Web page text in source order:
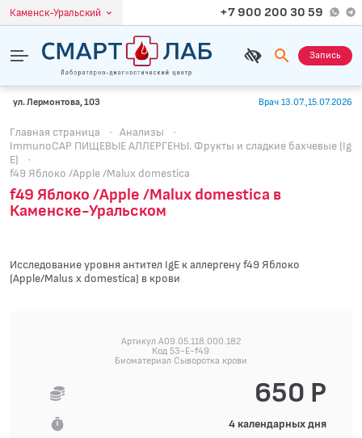
Каменск-Уральский +7 900 200 30 59
Запись
ул. Лермонтова, 103 Врач 13.07.,15.07.2026
Главная страница · Анализы
·
ImmunoCAP ПИЩЕВЫЕ АЛЛЕРГЕНЫ. Фрукты и сладкие бахчевые (Ig
E)
·
f49 Яблоко /Apple /Malux domestica
f49 Яблоко /Apple /Malux domestica в
Каменске-Уральском
Исследование уровня антител IgE к аллергену f49 Яблоко
(Apple/Malus x domestica) в крови
Артикул A09.05.118.000.182
Код 53-E-f49
Биоматериал Сыворотка крови
650 Р
4 календарных дня